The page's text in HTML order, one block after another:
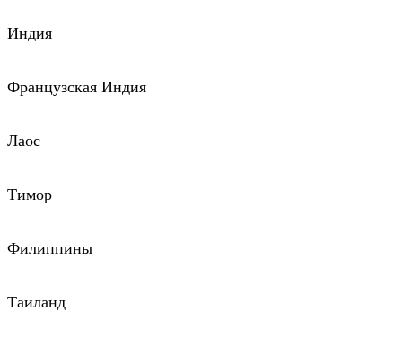
Индия
Французская Индия
Лаос
Тимор
Филиппины
Таиланд